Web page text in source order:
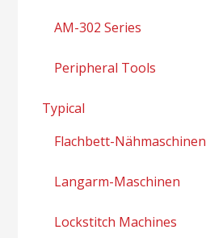
AM-302 Series
Peripheral Tools
Typical
Flachbett-Nähmaschinen
Langarm-Maschinen
Lockstitch Machines